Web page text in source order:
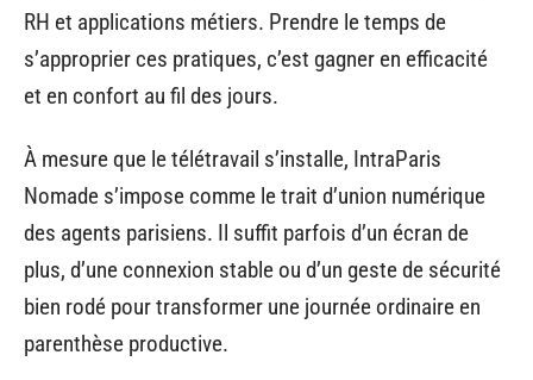
RH et applications métiers. Prendre le temps de
s’approprier ces pratiques, c’est gagner en efficacité
et en confort au fil des jours.
À mesure que le télétravail s’installe, IntraParis
Nomade s’impose comme le trait d’union numérique
des agents parisiens. Il suffit parfois d’un écran de
plus, d’une connexion stable ou d’un geste de sécurité
bien rodé pour transformer une journée ordinaire en
parenthèse productive.